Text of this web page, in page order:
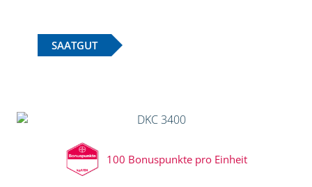
SAATGUT
100 Bonuspunkte pro Einheit